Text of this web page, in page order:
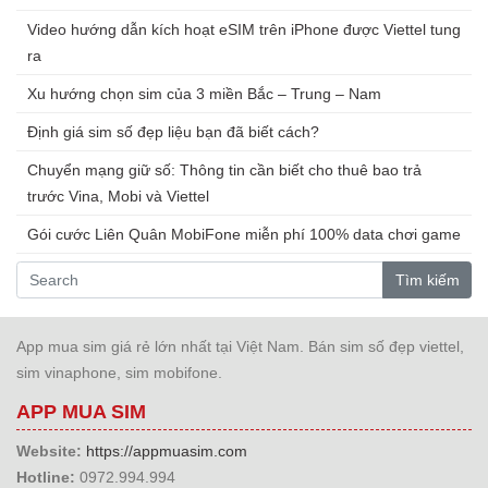
Video hướng dẫn kích hoạt eSIM trên iPhone được Viettel tung
ra
Xu hướng chọn sim của 3 miền Bắc – Trung – Nam
Định giá sim số đẹp liệu bạn đã biết cách?
Chuyển mạng giữ số: Thông tin cần biết cho thuê bao trả
trước Vina, Mobi và Viettel
Gói cước Liên Quân MobiFone miễn phí 100% data chơi game
Tìm kiếm
App mua sim giá rẻ lớn nhất tại Việt Nam. Bán sim số đẹp viettel,
sim vinaphone, sim mobifone.
APP MUA SIM
Website: https://appmuasim.com
Hotline: 0972.994.994